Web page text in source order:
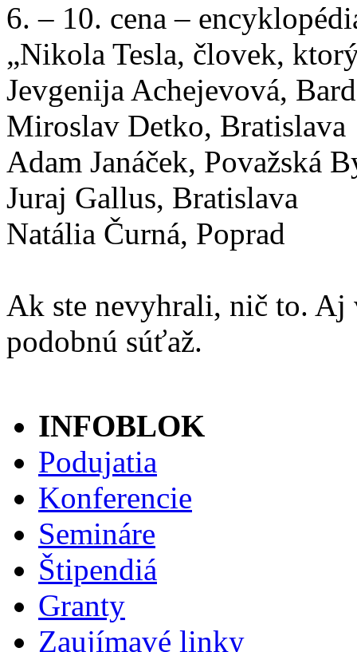
6. – 10. cena –
„Nikola Tesla, človek,
Jevgenija Achejevová,
Miroslav Detko, Bratislava
Adam Janáček, Považská
Juraj Gallus, Bratislava
Natália Čurná, Poprad
Ak ste nevyhrali, nič to. Aj
podobnú súťaž.
INFOBLOK
Podujatia
Konferencie
Semináre
Štipendiá
Granty
Zaujímavé linky